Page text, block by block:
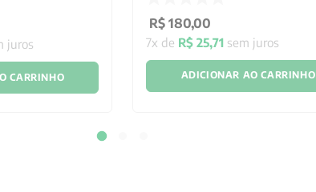
juros
CARRINHO
R$ 180,00
7x de R$ 25,71 sem juros
ADICIONAR AO CARRINHO